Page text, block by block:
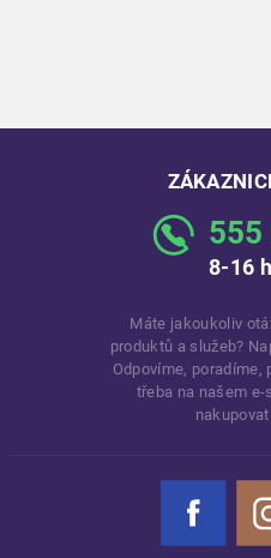
555
8-16
Máte jakoukoliv
produktů a služeb?
Odpovíme, poradíme,
třeba na našem e-
Facebook